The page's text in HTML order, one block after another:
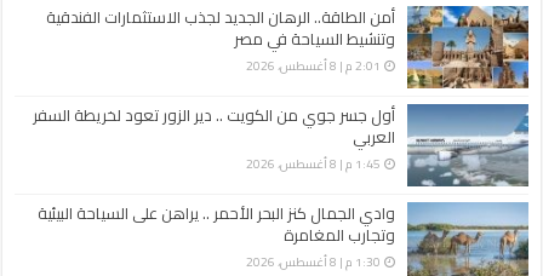
أمن الطاقة.. الرهان الجديد لجذب الاستثمارات الفندقية
وتنشيط السياحة في مصر
2:01 م | 8 أغسطس، 2026
أول جسر جوي من الكويت .. دير الزور تعود لخريطة السفر
العربي
1:45 م | 8 أغسطس، 2026
وادي الجمال كنز البحر الأحمر .. يراهن على السياحة البيئية
وتجارب المغامرة
1:30 م | 8 أغسطس، 2026